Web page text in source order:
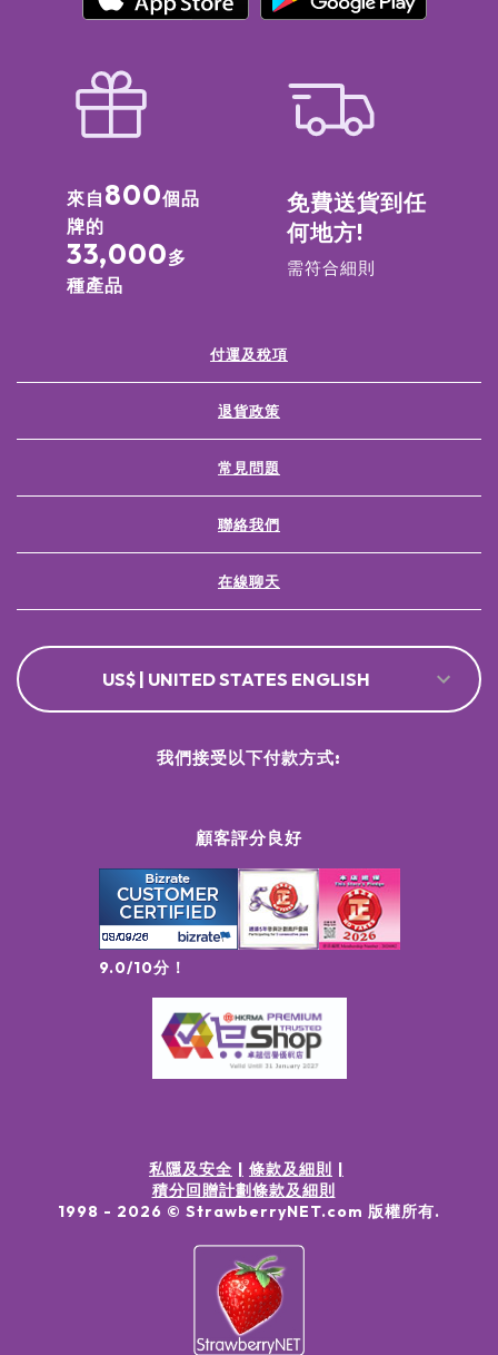
來自 800個品
牌的
33,000多
種產品
免費送貨到任
何地方!
需符合細則
付運及稅項
退貨政策
常見問題
聯絡我們
在線聊天
US$ | UNITED STATES ENGLISH
顧客評分良好
9.0/10分！
我們接受以下付款方式:
私隱及安全
條款及細則
積分回贈計劃條款及細則
1998 - 2026 © StrawberryNET.com 版權所有.